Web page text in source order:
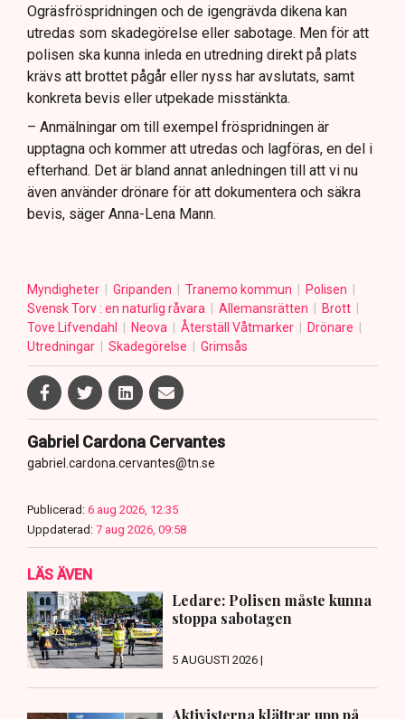
Ogräsfröspridningen och de igengrävda dikena kan
utredas som skadegörelse eller sabotage. Men för att
polisen ska kunna inleda en utredning direkt på plats
krävs att brottet pågår eller nyss har avslutats, samt
konkreta bevis eller utpekade misstänkta.
– Anmälningar om till exempel fröspridningen är
upptagna och kommer att utredas och lagföras, en del i
efterhand. Det är bland annat anledningen till att vi nu
även använder drönare för att dokumentera och säkra
bevis, säger Anna-Lena Mann.
Myndigheter Gripanden Tranemo kommun
Polisen
Svensk Torv : en naturlig råvara
Allemansrätten
Brott
Tove Lifvendahl
Neova Återställ Våtmarker
Drönare
Utredningar
Skadegörelse Grimsås
Gabriel Cardona Cervantes
gabriel.cardona.cervantes@tn.se
Publicerad: 6 aug 2026, 12:35
Uppdaterad: 7 aug 2026, 09:58
LÄS ÄVEN
Ledare: Polisen måste kunna
stoppa sabotagen
5 AUGUSTI 2026 |
Aktivisterna klättrar upp på